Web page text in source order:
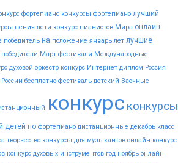
фортепиано конкурсы фортепиано лучший
пения дети конкурс пианистов Мира онлайн
победитель на положение январь лет лучшие
победители Март фестивали Международные
духовой оркестр конкурс Интернет диплом Россия
России бесплатно фестиваль детский Заочные
конкурс конкурсы
детей по фортепиано дистанционные декабрь класс
творчество конкурсы для музыкантов онлайн конкурс
конкурс духовых инструментов год ноябрь онлайн